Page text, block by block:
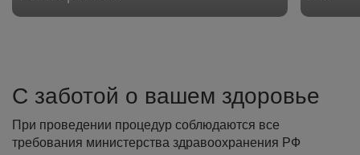
С заботой о вашем здоровье
При проведении процедур соблюдаются все
требования министерства здравоохранения РФ